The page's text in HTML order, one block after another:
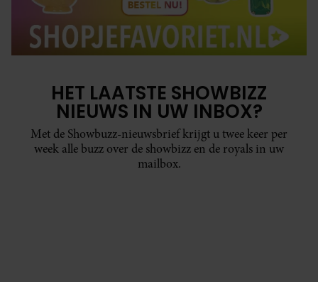
HET LAATSTE SHOWBIZZ
NIEUWS IN UW INBOX?
Met de Showbuzz-nieuwsbrief krijgt u twee keer per
week alle buzz over de showbizz en de royals in uw
mailbox.